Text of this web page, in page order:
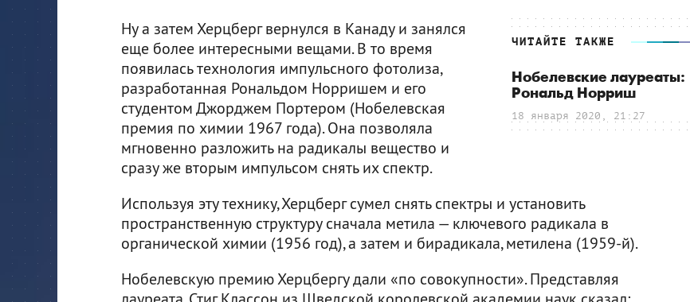
ЧИТАЙТЕ ТАКЖЕ
Нобелевские лауреаты:
Рональд Норриш
18 января 2020, 21:27
Ну а затем Херцберг вернулся в Канаду и занялся
еще более интересными вещами. В то время
появилась технология импульсного фотолиза,
разработанная Рональдом Норришем и его
студентом Джорджем Портером (Нобелевская
премия по химии 1967 года). Она позволяла
мгновенно разложить на радикалы вещество и
сразу же вторым импульсом снять их спектр.
Используя эту технику, Херцберг сумел снять спектры и установить
пространственную структуру сначала метила — ключевого радикала в
органической химии (1956 год), а затем и бирадикала, метилена (1959-й).
Нобелевскую премию Херцбергу дали «по совокупности». Представляя